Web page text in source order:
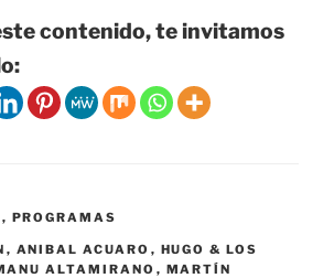
contenido, te invitamos
, PROGRAMAS
, ANIBAL ACUARO , HUGO & LOS
ALTAMIRANO , MARTÍN